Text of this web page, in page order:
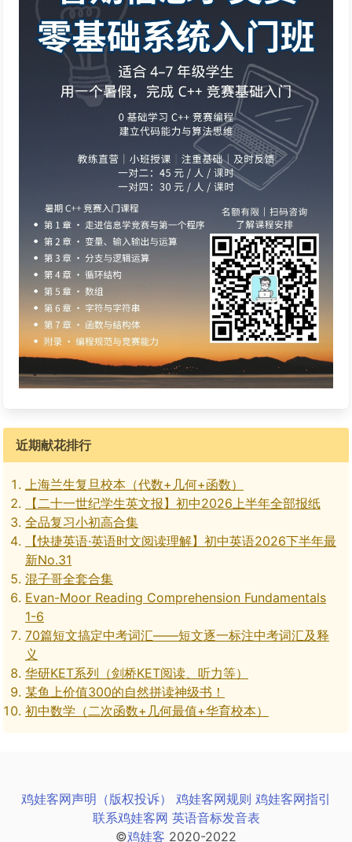
近期献花排行
上海兰生复旦校本（代数+几何+函数）
【二十一世纪学生英文报】初中2026上半年全部报纸
全品复习小初高合集
【快捷英语·英语时文阅读理解】初中英语2026下半年最
新No.31
混子哥全套合集
Evan-Moor Reading Comprehension Fundamentals
1-6
70篇短文搞定中考词汇——短文逐一标注中考词汇及释
义
华研KET系列（剑桥KET阅读、听力等）
某鱼上价值300的自然拼读神级书！
初中数学（二次函数+几何最值+华育校本）
鸡娃客网声明（版权投诉） 鸡娃客网规则 鸡娃客网指引
联系鸡娃客网 英语音标发音表
©鸡娃客 2020-2022